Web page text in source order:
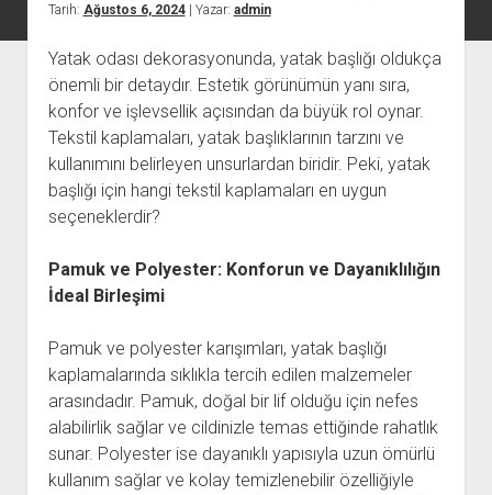
Sayfa Listesi
Twitter Gizli Yanıt Görme
Youtube Beğeni Yükseltme Hilesi
Tarih: Ağustos 6, 2024| Yazar: admin
Yatak odası dekorasyonunda, yatak başlığı oldukça
önemli bir detaydır. Estetik görünümün yanı sıra,
konfor ve işlevsellik açısından da büyük rol oynar.
Tekstil kaplamaları, yatak başlıklarının tarzını ve
kullanımını belirleyen unsurlardan biridir. Peki, yatak
başlığı için hangi tekstil kaplamaları en uygun
seçeneklerdir?
Pamuk ve Polyester: Konforun ve Dayanıklılığın
İdeal Birleşimi
Pamuk ve polyester karışımları, yatak başlığı
kaplamalarında sıklıkla tercih edilen malzemeler
arasındadır. Pamuk, doğal bir lif olduğu için nefes
alabilirlik sağlar ve cildinizle temas ettiğinde rahatlık
sunar. Polyester ise dayanıklı yapısıyla uzun ömürlü
kullanım sağlar ve kolay temizlenebilir özelliğiyle